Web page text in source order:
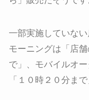
一部実施していな
モーニングは「店
で」、モバイルオ
「１０時２０分ま